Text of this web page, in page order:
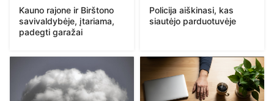
Kauno rajone ir Birštono
savivaldybėje, įtariama,
padegti garažai
Policija aiškinasi, kas
siautėjo parduotuvėje